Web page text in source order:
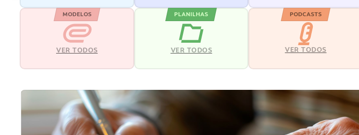
MODELOS
VER TODOS
PLANILHAS
VER TODOS
PODCASTS
VER TODOS